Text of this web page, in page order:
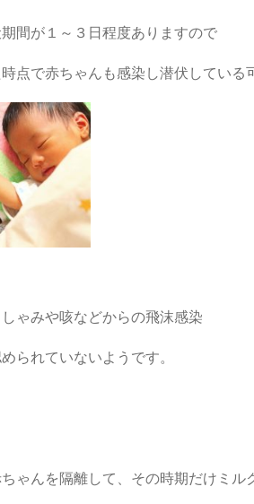
間が１～３日程度ありますので
点で赤ちゃんも感染し潜伏している
ゃみや咳などからの飛沫感染
られていないようです。
ゃんを隔離して、その時期だけミル